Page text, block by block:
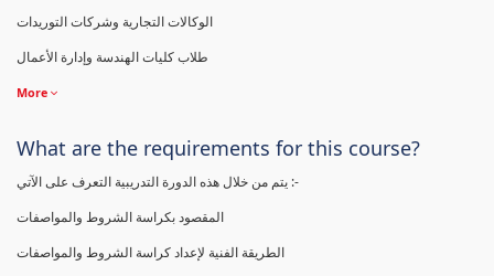
الوكالات التجارية وشركات التوريدات
طلاب كليات الهندسة وإدارة الأعمال
More
What are the requirements for this course?
يتم من خلال هذه الدورة التدريبية التعرف على الآتي :-
المقصود بكراسة الشروط والمواصفات
الطريقة الفنية لإعداد كراسة الشروط والمواصفات